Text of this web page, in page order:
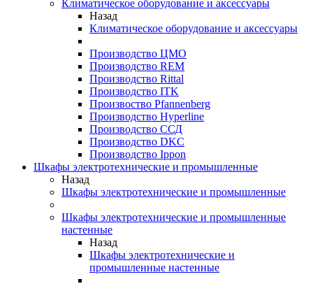
Климатическое оборудование и аксессуары
Назад
Климатическое оборудование и аксессуары
Производство ЦМО
Производство REM
Производство Rittal
Производство ITK
Произвоство Pfannenberg
Производство Hyperline
Производство ССД
Производство DKC
Производство Ippon
Шкафы электротехнические и промышленные
Назад
Шкафы электротехнические и промышленные
Шкафы электротехнические и промышленные
настенные
Назад
Шкафы электротехнические и
промышленные настенные